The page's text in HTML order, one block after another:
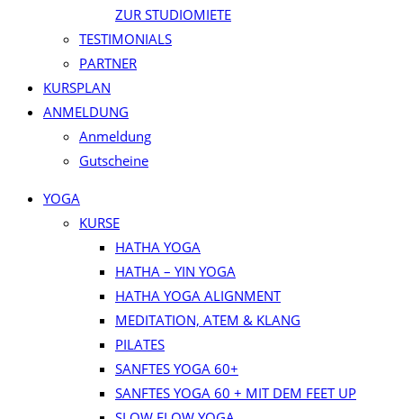
ZUR STUDIOMIETE
TESTIMONIALS
PARTNER
KURSPLAN​
ANMELDUNG
Anmeldung
Gutscheine
YOGA
KURSE
HATHA YOGA
HATHA – YIN YOGA
HATHA YOGA ALIGNMENT
MEDITATION, ATEM & KLANG
PILATES
SANFTES YOGA 60+
SANFTES YOGA 60 + MIT DEM FEET UP